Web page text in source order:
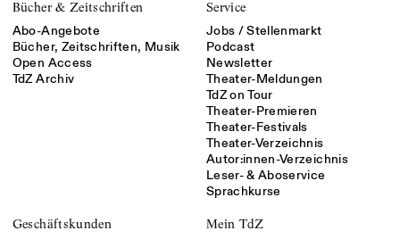
Bücher & Zeitschriften
Abo-Angebote
Bücher, Zeitschriften, Musik
Open Access
TdZ Archiv
Service
Jobs / Stellenmarkt
Podcast
Newsletter
Theater-Meldungen
TdZ on Tour
Theater-Premieren
Theater-Festivals
Theater-Verzeichnis
Autor:innen-Verzeichnis
Leser- & Aboservice
Sprachkurse
Geschäftskunden Mein TdZ